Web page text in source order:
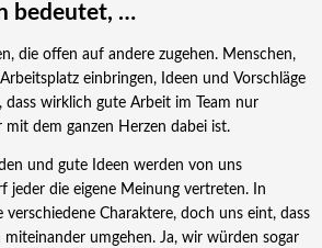
bedeutet, …
die offen auf andere zugehen. Menschen,
einbringen, Ideen und Vorschläge
dass wirklich gute Arbeit im Team nur
dem ganzen Herzen dabei ist.
und gute Ideen werden von uns
jeder die eigene Meinung vertreten. In
verschiedene Charaktere, doch uns eint, dass
umgehen. Ja, wir würden sogar